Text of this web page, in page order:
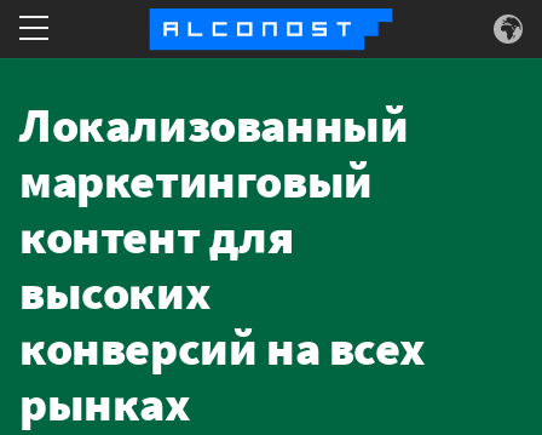
Суперсилы
О нас
Локализованный
маркетинговый
контент для
высоких
конверсий на всех
рынках